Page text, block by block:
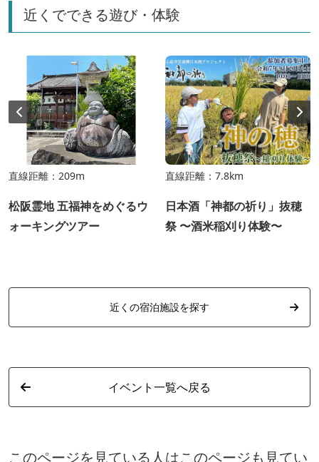
近くでできる遊び・体験
直線距離：209m
松阪霊地 五福神をめぐるウ
ォーキングツアー
直線距離：7.8km
日本酒「神都の祈り」抜穂
祭 〜酒米稲刈り体験〜
近くの宿泊施設を探す
イベント一覧へ戻る
このページを見ている人はこのページも見てい